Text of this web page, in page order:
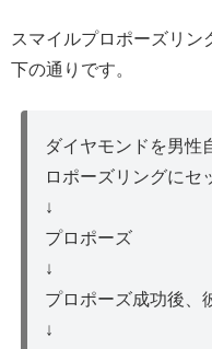
スマイルプロポーズリン
下の通りです。
ダイヤモンドを男性
ロポーズリングにセ
↓
プロポーズ
↓
プロポーズ成功後、
↓